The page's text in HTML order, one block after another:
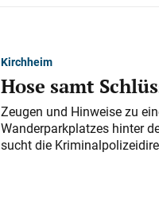
Kirchheim
Hose samt
Zeugen und Hinweise zu
Wanderparkplatzes hinter
sucht die